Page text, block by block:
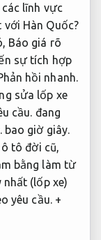
lĩnh vực
với Hàn Quốc?
Báo giá rõ
sự tích hợp
hồi nhanh.
sửa lốp xe
cầu. đang
bao giờ giây.
tô đời cũ,
bằng làm từ
(lốp xe)
yêu cầu.+